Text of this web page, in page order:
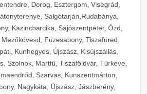
Dorog, Esztergom, Visegrád,
Salgótarján,Rudabánya,
Kazincbarcika, Sajószentpéter, Ózd,
Füzesabony, Tiszafüred,
Kunhegyes, Újszász, Kisújszállás,
Szolnok, Martfű, Tiszaföldvár, Túrkeve,
Szarvas, Kunszentmárton,
Nagykáta, Újszász, Jászberény,